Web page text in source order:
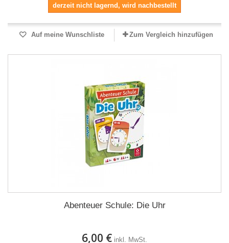
derzeit nicht lagernd, wird nachbestellt
Auf meine Wunschliste Zum Vergleich hinzufügen
Abenteuer Schule: Die Uhr
6,00 € inkl. MwSt.